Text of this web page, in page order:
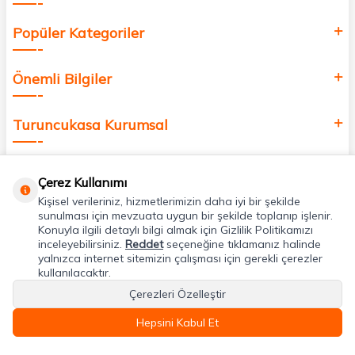
Popüler Kategoriler
Önemli Bilgiler
Turuncukasa Kurumsal
Uygulamalarımız
Adres & İletişim
Çerez Kullanımı
Kişisel verileriniz, hizmetlerimizin daha iyi bir şekilde
sunulması için mevzuata uygun bir şekilde toplanıp işlenir.
Konuyla ilgili detaylı bilgi almak için Gizlilik Politikamızı
inceleyebilirsiniz. Reddetseçeneğine tıklamanız halinde
yalnızca internet sitemizin çalışması için gerekli çerezler
kullanılacaktır.
Çerezleri Özelleştir
Hepsini Kabul Et